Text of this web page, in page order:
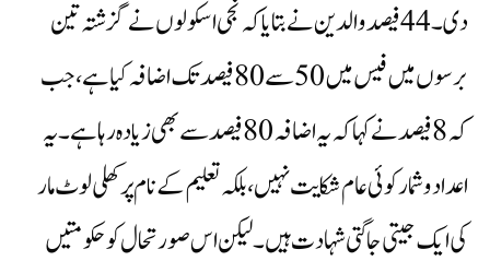
دی۔ 44 فیصد والدین نے بتایا کہ نجی اسکولوں نے گزشتہ تین
برسوں میں فیس میں 50 سے 80 فیصد تک اضافہ کیا ہے،جب
کہ 8 فیصد نے کہا کہ یہ اضافہ 80 فیصد سے بھی زیادہ رہا ہے۔ یہ
اعداد و شمار کوئی عام شکایت نہیں،بلکہ تعلیم کے نام پر کھلی لوٹ مار
کی ایک جیتی جاگتی شہادت ہیں۔ لیکن اس صورتحال کو حکومتیں